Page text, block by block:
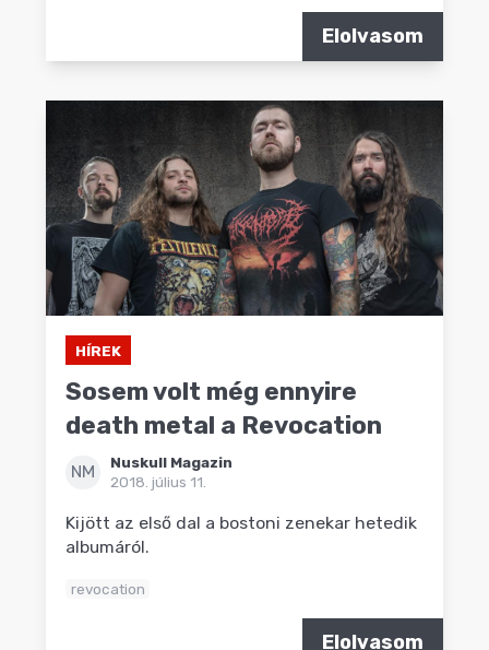
Elolvasom
HÍREK
Sosem volt még ennyire
death metal a Revocation
NM
Nuskull Magazin
2018. július 11.
Kijött az első dal a bostoni zenekar hetedik
albumáról.
revocation
Elolvasom